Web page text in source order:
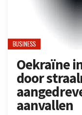
BUSINESS
Oekraïne
door
aanvallen